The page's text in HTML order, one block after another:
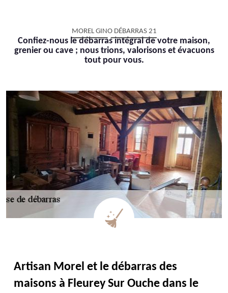
MOREL GINO DÉBARRAS 21
Confiez-nous le débarras intégral de votre maison,
grenier ou cave ; nous trions, valorisons et évacuons
tout pour vous.
Artisan Morel et le débarras des
maisons à Fleurey Sur Ouche dans le